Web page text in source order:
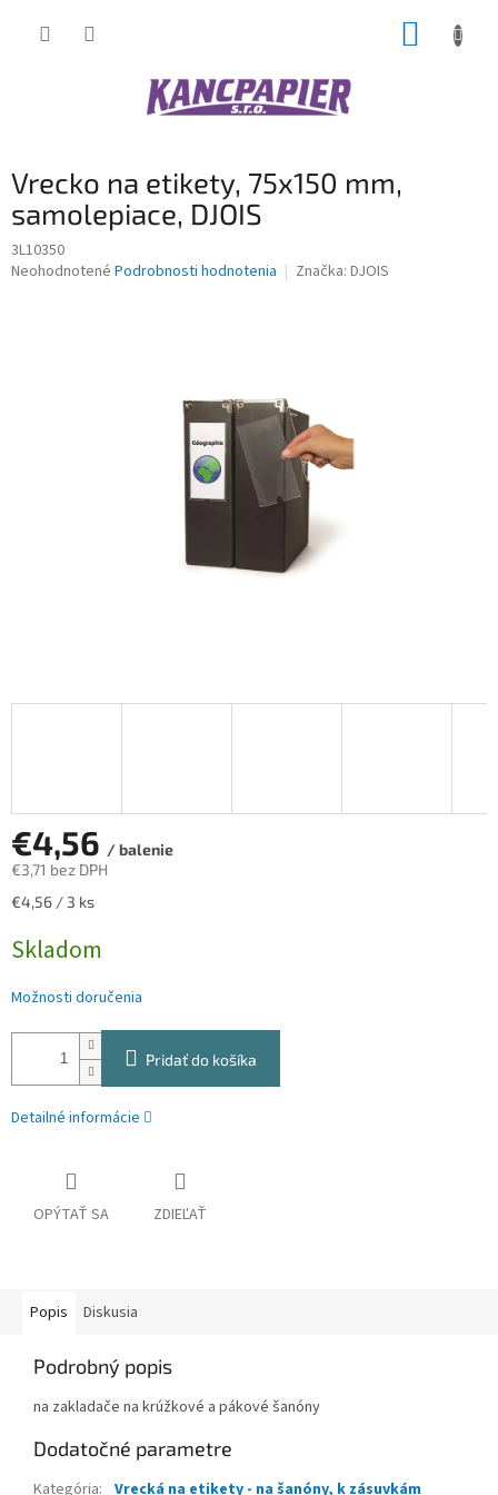
Vrecko na etikety, 75x150 mm,
samolepiace, DJOIS
3L10350
Priemerné
Neohodnotené Podrobnosti hodnotenia Značka: DJOIS
€4,56 / balenie
€3,71 bez DPH
Jednotková
€4,56 / 3 ks
Skladom
Možnosti doručenia
Pridať do košíka
Detailné informácie
OPÝTAŤ SA ZDIEĽAŤ
Popis Diskusia
Podrobný popis
na zakladače na krúžkové a pákové šanóny
Dodatočné parametre
Kategória: Vrecká na etikety - na šanóny, k zásuvkám